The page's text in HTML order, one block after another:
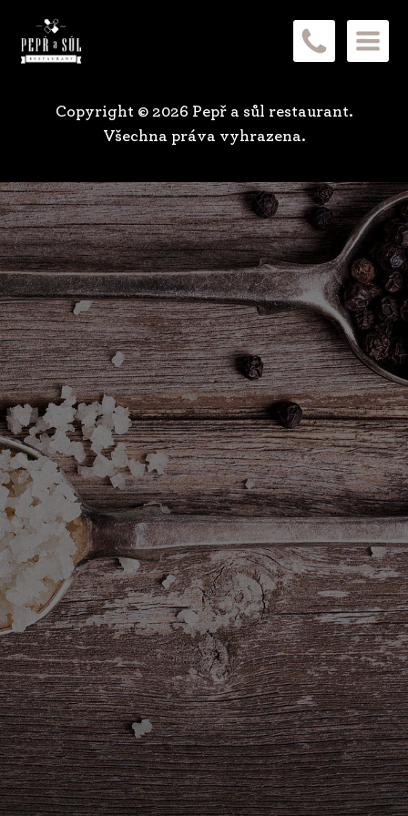
Copyright © 2026 Pepř a sůl restaurant.
Všechna práva vyhrazena.